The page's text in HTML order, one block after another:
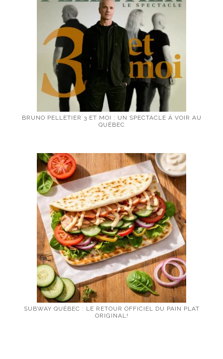
BRUNO PELLETIER 3 ET MOI : UN SPECTACLE À VOIR AU
QUÉBEC
SUBWAY QUÉBEC : LE RETOUR OFFICIEL DU PAIN PLAT
ORIGINAL!